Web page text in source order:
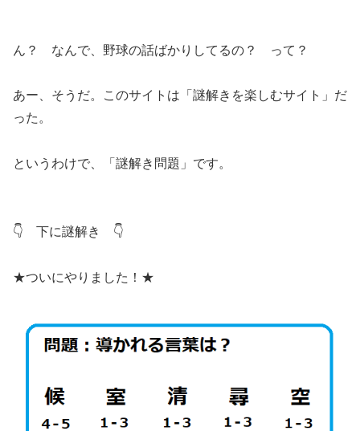
ん？ なんで、野球の話ばかりしてるの？ って？
あー、そうだ。このサイトは「謎解きを楽しむサイト」だ
った。
というわけで、「謎解き問題」です。
👇 下に謎解き 👇
★ついにやりました！★